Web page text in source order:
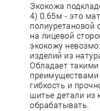
Экокожа
4) 0.65м - это
полиуретановой
на лицевой
экокожу
изделий из
Обладает
преимуществами
гибкость и
шитье детали из
обрабатывать.